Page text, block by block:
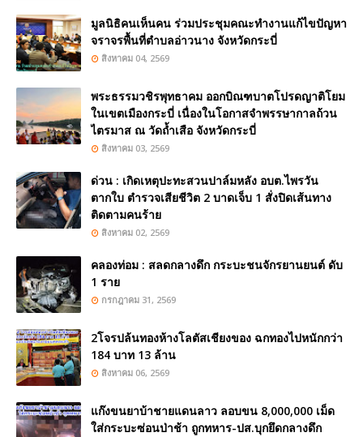
มูลนิธิคนเห็นคน ร่วมประชุมคณะทำงานแก้ไขปัญหา
จราจรพื้นที่ตำบลอ่าวนาง จังหวัดกระบี่
สิงหาคม 04, 2569
พระธรรมวชิรพุทธาคม ออกบิณฑบาตโปรดญาติโยม
ในเขตเมืองกระบี่ เนื่องในโอกาสจำพรรษากาลถ้วน
ไตรมาส ณ วัดถ้ำเสือ จังหวัดกระบี่
สิงหาคม 03, 2569
ด่วน : เกิดเหตุปะทะสวนปาล์มหลัง อบต.ไพรวัน
ตากใบ ตำรวจเสียชีวิต 2 บาดเจ็บ 1 สั่งปิดเส้นทาง
ติดตามคนร้าย
สิงหาคม 02, 2569
คลองท่อม : สลดกลางดึก กระบะชนจักรยานยนต์ ดับ
1 ราย
กรกฎาคม 31, 2569
2โจรปล้นทองห้างโลตัสเชียงของ ฉกทองไปหนักกว่า
184 บาท 13 ล้าน
สิงหาคม 06, 2569
แก๊งขนยาบ้าชายแดนลาว ลอบขน 8,000,000 เม็ด
ใส่กระบะซ่อนป่าช้า ถูกทหาร-ปส.บุกยึดกลางดึก